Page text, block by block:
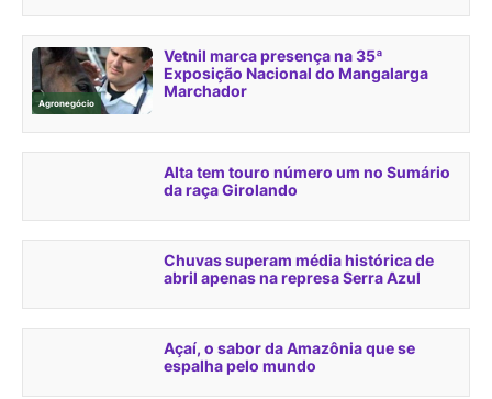
Agronegócio
Vetnil marca presença na 35ª
Exposição Nacional do Mangalarga
Marchador
Alta tem touro número um no Sumário
da raça Girolando
Chuvas superam média histórica de
abril apenas na represa Serra Azul
Açaí, o sabor da Amazônia que se
espalha pelo mundo